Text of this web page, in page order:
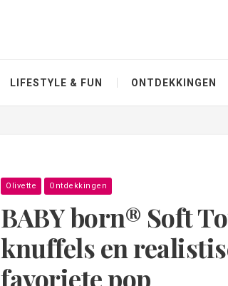
LIFESTYLE & FUN ONTDEKKINGEN
Olivette Ontdekkingen
BABY born® Soft
knuffels en
favoriete pop